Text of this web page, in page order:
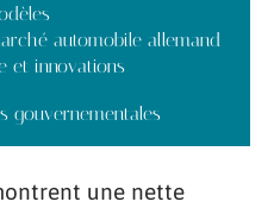
automobile allemand
et innovations
gouvernementales
une nette